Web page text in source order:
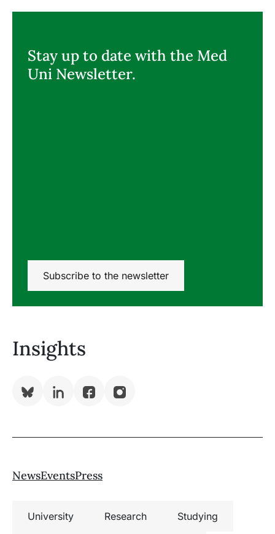
Stay up to date with the Med
Uni Newsletter.
Subscribe to the newsletter
Insights
Bluesky LinkedInFacebookInstagram
NewsEventsPress
University Research Studying